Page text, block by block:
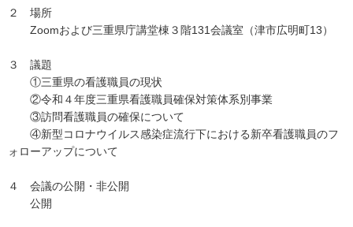
２ 場所
Zoomおよび三重県庁講堂棟３階131会議室（津市広明町13）
３ 議題
①三重県の看護職員の現状
②令和４年度三重県看護職員確保対策体系別事業
③訪問看護職員の確保について
④新型コロナウイルス感染症流行下における新卒看護職員のフ
ォローアップについて
４ 会議の公開・非公開
公開